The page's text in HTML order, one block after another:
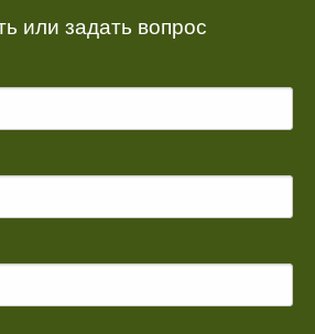
или задать вопрос